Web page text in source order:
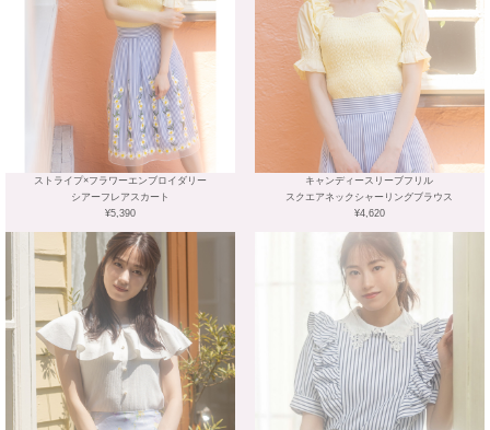
ストライプ×フラワーエンブロイダリー
シアーフレアスカート
¥5,390
キャンディースリーブフリル
スクエアネックシャーリングブラウス
¥4,620